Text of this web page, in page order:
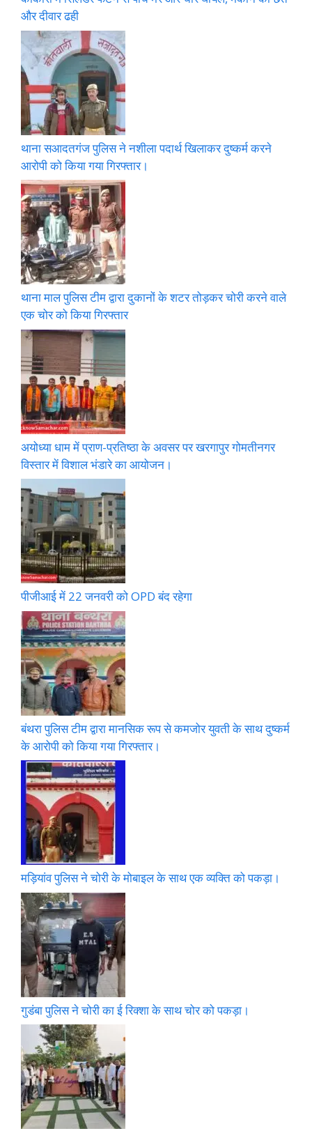
और दीवार ढही
थाना सआदतगंज पुलिस ने नशीला पदार्थ खिलाकर दुष्कर्म करने
आरोपी को किया गया गिरफ्तार।
थाना माल पुलिस टीम द्वारा दुकानों के शटर तोड़कर चोरी करने वाले
एक चोर को किया गिरफ्तार
अयोध्या धाम में प्राण-प्रतिष्ठा के अवसर पर खरगापुर गोमतीनगर
विस्तार में विशाल भंडारे का आयोजन।
पीजीआई में 22 जनवरी को OPD बंद रहेगा
बंथरा पुलिस टीम द्वारा मानसिक रूप से कमजोर युवती के साथ दुष्कर्म
के आरोपी को किया गया गिरफ्तार।
मड़ियांव पुलिस ने चोरी के मोबाइल के साथ एक व्यक्ति को पकड़ा।
गुडंबा पुलिस ने चोरी का ई रिक्शा के साथ चोर को पकड़ा।